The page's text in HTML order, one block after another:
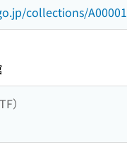
collections/A00001
）